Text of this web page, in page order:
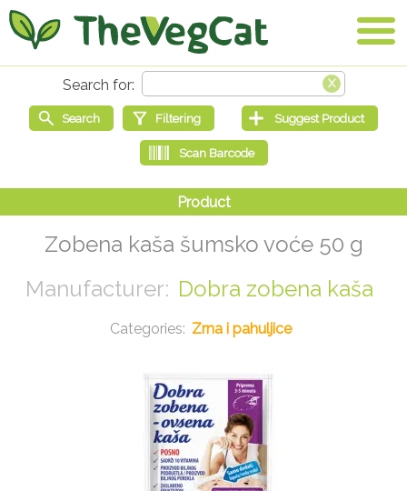
Zobena kaša šumsko voće 50 g
Dobra zobena kaša
Zrna i pahuljice